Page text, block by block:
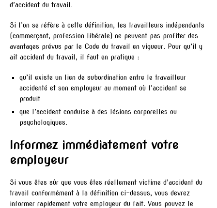
d’accident du travail.
Si l’on se réfère à cette définition, les travailleurs indépendants
(commerçant, profession libérale) ne peuvent pas profiter des
avantages prévus par le Code du travail en vigueur. Pour qu’il y
ait accident du travail, il faut en pratique :
qu’il existe un lien de subordination entre le travailleur
accidenté et son employeur au moment où l’accident se
produit
que l’accident conduise à des lésions corporelles ou
psychologiques.
Informez immédiatement votre
employeur
Si vous êtes sûr que vous êtes réellement victime d’accident du
travail conformément à la définition ci-dessus, vous devrez
informer rapidement votre employeur du fait. Vous pouvez le